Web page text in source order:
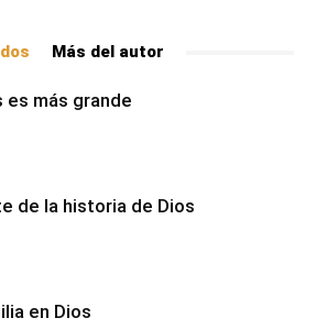
Más del autor
es más grande
de la historia de Dios
en Dios